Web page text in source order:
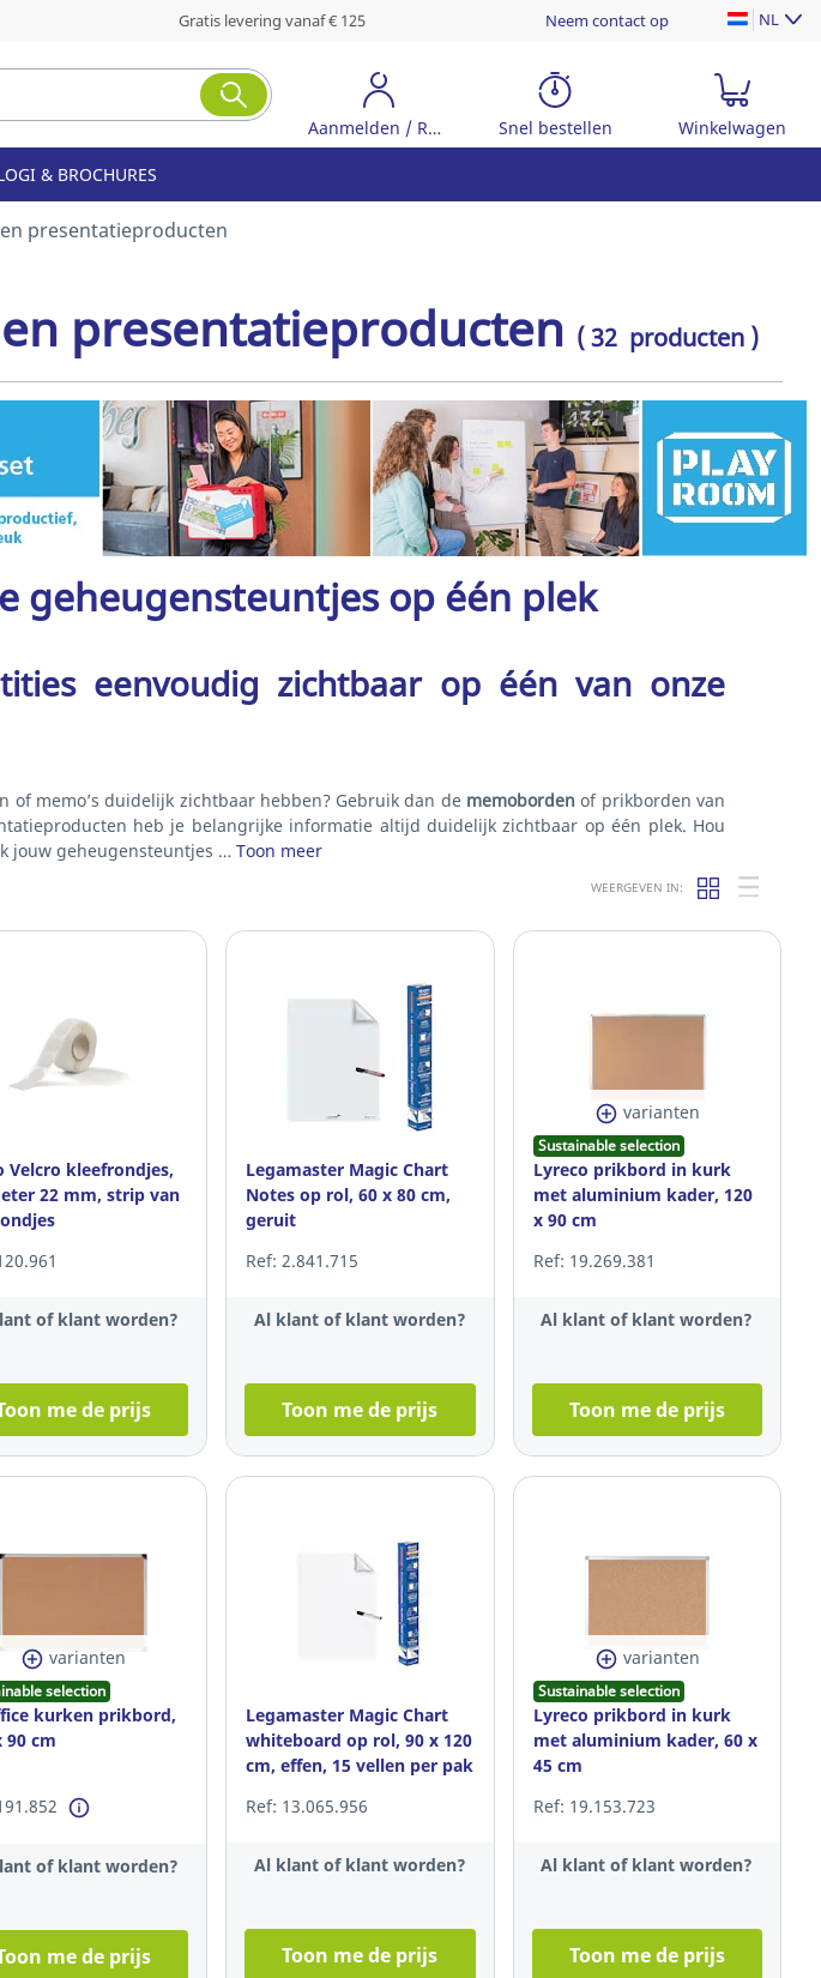
Gratis levering vanaf € 125 Neem contact op NL
Aanmelden / Registreer Snel bestellen Winkelwagen
& BROCHURES
presentatieproducten
presentatieproducten ( 32 producten )
geheugensteuntjes op één plek
eenvoudig zichtbaar op één van onze
of memo’s duidelijk zichtbaar hebben? Gebruik dan de memoborden of prikborden van
heb je belangrijke informatie altijd duidelijk zichtbaar op één plek. Hou
jouw geheugensteuntjes … Toon meer
WEERGEVEN IN:
Velcro kleefrondjes,
22 mm, strip van
of klant worden?
me de prijs
Legamaster Magic Chart
Notes op rol, 60 x 80 cm,
geruit
Ref: 2.841.715
Al klant of klant worden?
Toon me de prijs
varianten
Sustainable selection
Lyreco prikbord in kurk
met aluminium kader, 120
x 90 cm
Ref: 19.269.381
Al klant of klant worden?
Toon me de prijs
varianten
selection
kurken prikbord,
90 cm
of klant worden?
me de prijs
Legamaster Magic Chart
whiteboard op rol, 90 x 120
cm, effen, 15 vellen per pak
Ref: 13.065.956
Al klant of klant worden?
Toon me de prijs
varianten
Sustainable selection
Lyreco prikbord in kurk
met aluminium kader, 60 x
45 cm
Ref: 19.153.723
Al klant of klant worden?
Toon me de prijs